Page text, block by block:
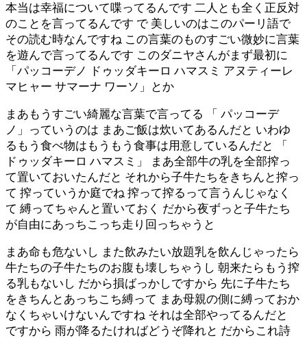
本当は幸福について喋ってるんです 二人とも全く正反対
のことを言ってるんです で 美しいのはこのパーリ語で
その読む時なんですね この言葉のものすごい微妙に言葉
を遊んで言ってるんです このダニヤさんがまず最初に
「パッコーデノ ドゥッダキーロ ハマスミ アヌティーレ
マヒャー サマーナ ワーソ」とか
まあもうすごい綺麗な言葉で言ってる 「 パッコーデ
ノ」っていうのは まあご飯は炊いてあるんだと いわゆ
るもう食べ物はもうもう食事は用意しているんだと 「
ドゥッダキーロ ハマスミ」 まあ全部牛の乳を全部搾っ
て置いておいたんだと それから子牛たちをきちんと搾っ
て 搾っていうか庭でね 搾って搾るって言うんじゃなく
て 縛ってちゃんと置いておく だから夜ずっと子牛たち
が自由にあっちこっち走り回っちゃうと
まあ命も危ないし また飲みたい放題乳を飲んじゃったら
牛たちの子牛たちのお腹も壊しちゃうし 朝来たらもう搾
る乳もないし だから損ばっかしですから 先に子牛たち
をきちんとあっちこち縛って まあ母親の側に縛っておか
なくちゃいけないんですね それは全部やってるんだと
ですから 雨が降るたければどうぞ降れと だからこれ詩